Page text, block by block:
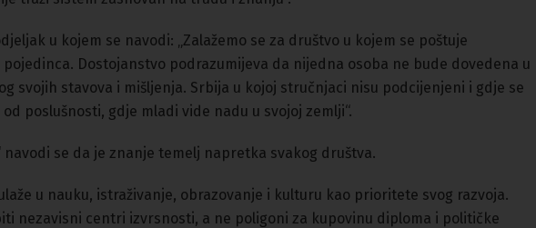
u kojem se navodi: „Zalažemo se za društvo u kojem se poštuje
Dostojanstvo podrazumijeva da nijedna osoba ne bude dovedena u
svojih stavova i mišljenja. Srbija u kojoj stručnjaci nisu podcijenjeni i gdje se
poslušnosti, gdje mladi vide nadu u svojoj zemlji“.
navodi se da je znanje temelj napretka svakog društva.
u nauku, istraživanje, obrazovanje i kulturu kao prioritete svog razvoja.
nezavisni centri izvrsnosti, a ne poligoni za kupovinu diploma i političke